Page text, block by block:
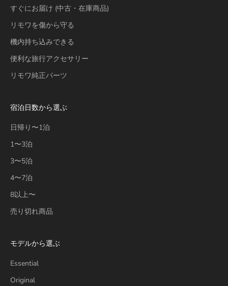
すぐにお届け (中古・在庫商品)
リモワを傷から守る
機内持ち込みできる
便利な旅行アクセサリー
リモワ純正パーツ
宿泊日数から選ぶ
日帰り〜1泊
1〜3泊
3〜5泊
4〜7泊
8以上〜
売り切れ商品
モデルから選ぶ
Essential
Original